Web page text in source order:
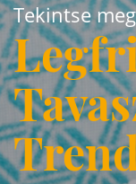
Tekintse meg